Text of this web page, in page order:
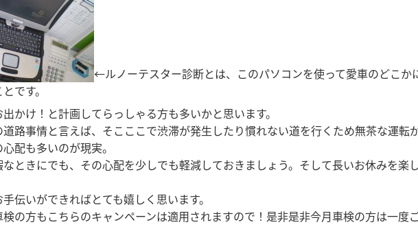
←ルノーテスター診断とは、このパソコンを使って愛車のどこか
です。
かけ！と計画してらっしゃる方も多いかと思います。
道路事情と言えば、そこここで渋滞が発生したり慣れない道を行くため無茶な運転
配も多いのが現実。
ときにでも、その心配を少しでも軽減しておきましょう。そして長いお休みを楽
伝いができればとても嬉しく思います。
の方もこちらのキャンペーンは適用されますので！是非是非今月車検の方は一度